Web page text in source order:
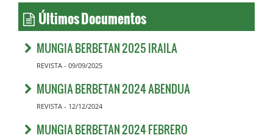
Últimos Documentos
MUNGIA BERBETAN 2025 IRAILA
REVISTA - 09/09/2025
MUNGIA BERBETAN 2024 ABENDUA
REVISTA - 12/12/2024
MUNGIA BERBETAN 2024 FEBRERO